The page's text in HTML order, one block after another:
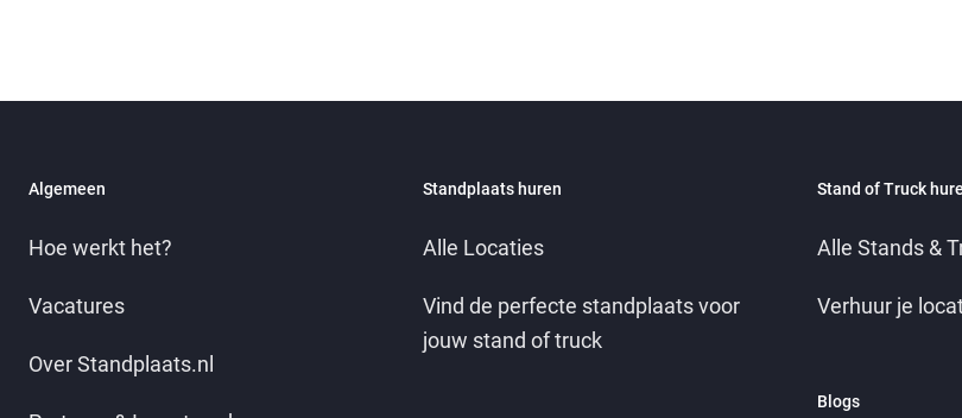
Algemeen
Hoe werkt het?
Vacatures
Over Standplaats.nl
Standplaats huren
Alle Locaties
Vind de perfecte standplaats voor
jouw stand of truck
Stand of Truck
Alle Stands &
Verhuur je
Blogs